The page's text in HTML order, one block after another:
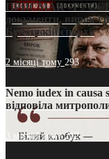
ПРИСМАК
документи, вирок і
Бучацькій єпархії
2 місяці тому 293
Nemo iudex in causa
відповіла
3 місяці тому212